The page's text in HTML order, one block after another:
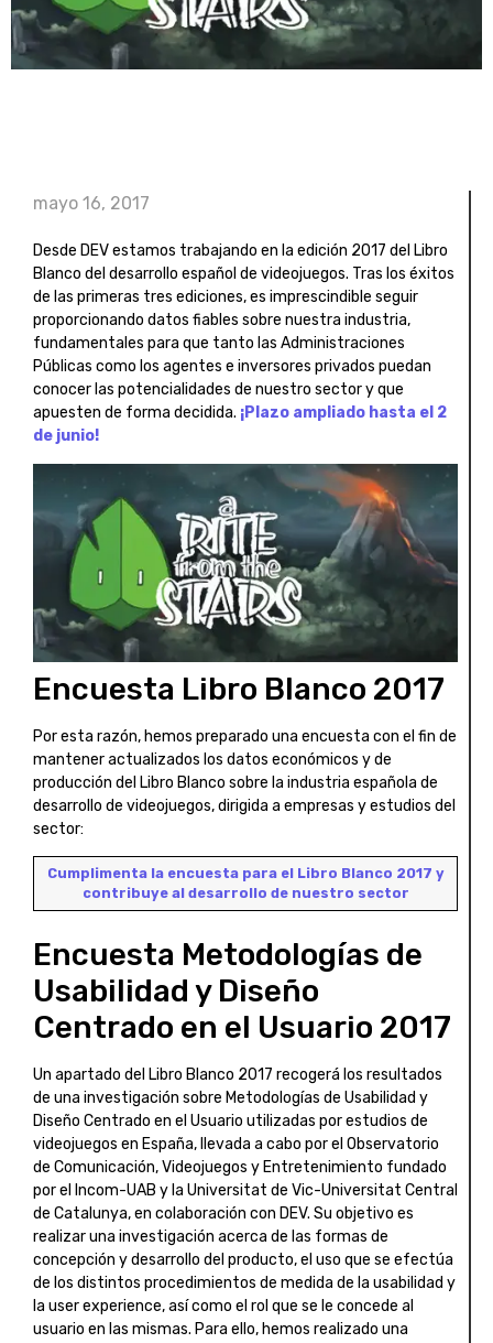
mayo 16, 2017
Desde DEV estamos trabajando en la edición 2017 del Libro
Blanco del desarrollo español de videojuegos. Tras los éxitos
de las primeras tres ediciones, es imprescindible seguir
proporcionando datos fiables sobre nuestra industria,
fundamentales para que tanto las Administraciones
Públicas como los agentes e inversores privados puedan
conocer las potencialidades de nuestro sector y que
apuesten de forma decidida. ¡Plazo ampliado hasta el 2
de junio!
Encuesta Libro Blanco 2017
Por esta razón, hemos preparado una encuesta con el fin de
mantener actualizados los datos económicos y de
producción del Libro Blanco sobre la industria española de
desarrollo de videojuegos, dirigida a empresas y estudios del
sector:
Cumplimenta la encuesta para el Libro Blanco 2017 y
contribuye al desarrollo de nuestro sector
Encuesta Metodologías de
Usabilidad y Diseño
Centrado en el Usuario 2017
Un apartado del Libro Blanco 2017 recogerá los resultados
de una investigación sobre Metodologías de Usabilidad y
Diseño Centrado en el Usuario utilizadas por estudios de
videojuegos en España, llevada a cabo por el Observatorio
de Comunicación, Videojuegos y Entretenimiento fundado
por el Incom-UAB y la Universitat de Vic-Universitat Central
de Catalunya, en colaboración con DEV. Su objetivo es
realizar una investigación acerca de las formas de
concepción y desarrollo del producto, el uso que se efectúa
de los distintos procedimientos de medida de la usabilidad y
la user experience, así como el rol que se le concede al
usuario en las mismas. Para ello, hemos realizado una